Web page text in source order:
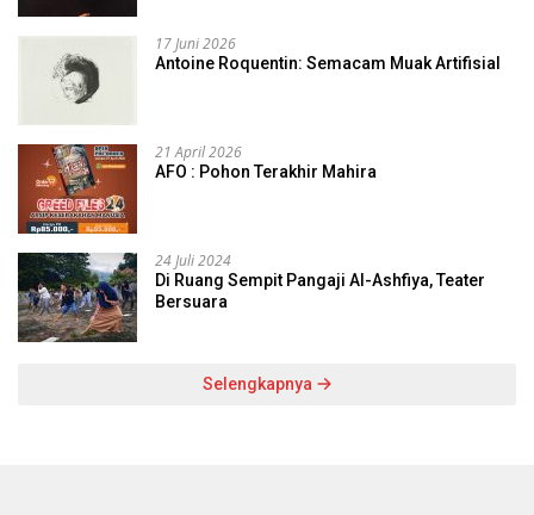
17 Juni 2026
Antoine Roquentin: Semacam Muak Artifisial
21 April 2026
AFO : Pohon Terakhir Mahira
24 Juli 2024
Di Ruang Sempit Pangaji Al-Ashfiya, Teater
Bersuara
Selengkapnya